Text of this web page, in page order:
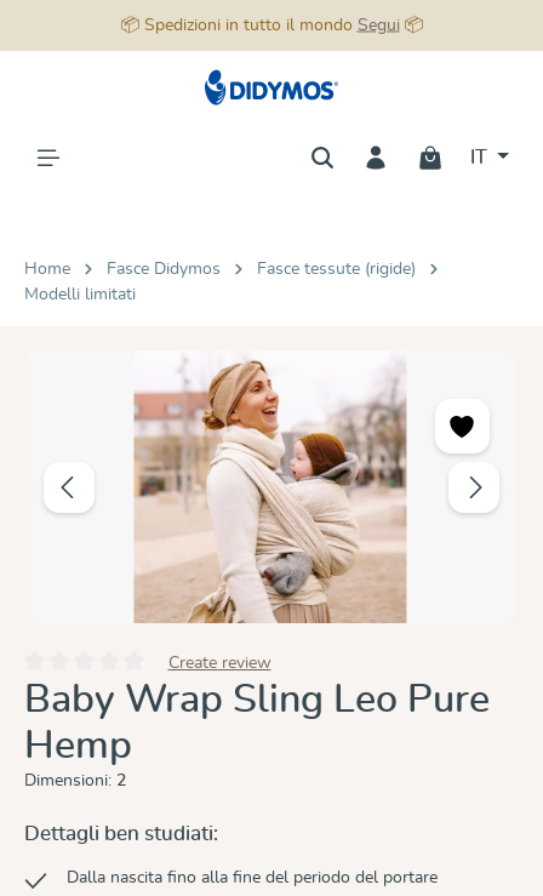
📦 Spedizioni in tutto il mondo Segui📦
Home Fasce Didymos
Fasce tessute (rigide)
Modelli limitati
Salta la galleria di immagini
Valutazione media di 0 su 5 stelle
Create review
Baby Wrap Sling Leo Pure
Hemp
Dimensioni: 2
Dettagli ben studiati:
Dalla nascita fino alla fine del periodo del portare